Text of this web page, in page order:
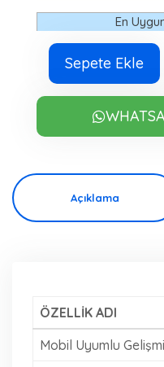
En
Sepete Ekle
Açıklama
ÖZELLİK ADI
Mobil Uyumlu